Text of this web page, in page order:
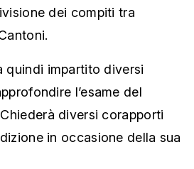
dei compiti tra
quindi impartito diversi
l’esame del
diversi corapporti
in occasione della sua